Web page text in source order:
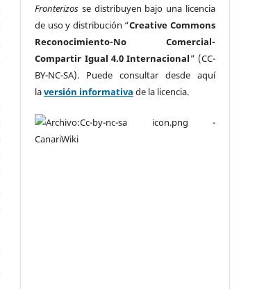
Fronterizos se distribuyen bajo una licencia
de uso y distribución “Creative Commons
Reconocimiento-No Comercial-
Compartir Igual 4.0 Internacional” (CC-
BY-NC-SA). Puede consultar desde aquí
laversión informativa de la licencia.